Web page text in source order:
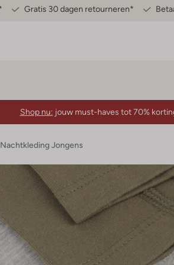
Gratis 30 dagen retourneren*
Shop nu: jouw must-haves tot 70%
Jongens